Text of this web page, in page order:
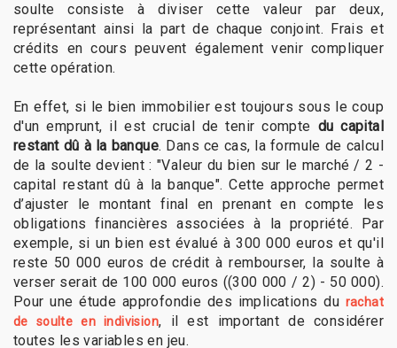
soulte consiste à diviser cette valeur par deux,
représentant ainsi la part de chaque conjoint. Frais et
crédits en cours peuvent également venir compliquer
cette opération.
En effet, si le bien immobilier est toujours sous le coup
d'un emprunt, il est crucial de tenir compte du capital
restant dû à la banque. Dans ce cas, la formule de calcul
de la soulte devient : "Valeur du bien sur le marché / 2 -
capital restant dû à la banque". Cette approche permet
d’ajuster le montant final en prenant en compte les
obligations financières associées à la propriété. Par
exemple, si un bien est évalué à 300 000 euros et qu'il
reste 50 000 euros de crédit à rembourser, la soulte à
verser serait de 100 000 euros ((300 000 / 2) - 50 000).
Pour une étude approfondie des implications du rachat
de soulte en indivision, il est important de considérer
toutes les variables en jeu.